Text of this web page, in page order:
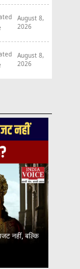
August 8,
2026
August 8,
2026
नहीं, बल्कि